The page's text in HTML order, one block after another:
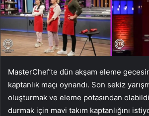
MasterChef’te dün akşam eleme
kaptanlık maçı oynandı. Son sekiz
oluşturmak ve eleme potasından
durmak için mavi takım kaptanlığını